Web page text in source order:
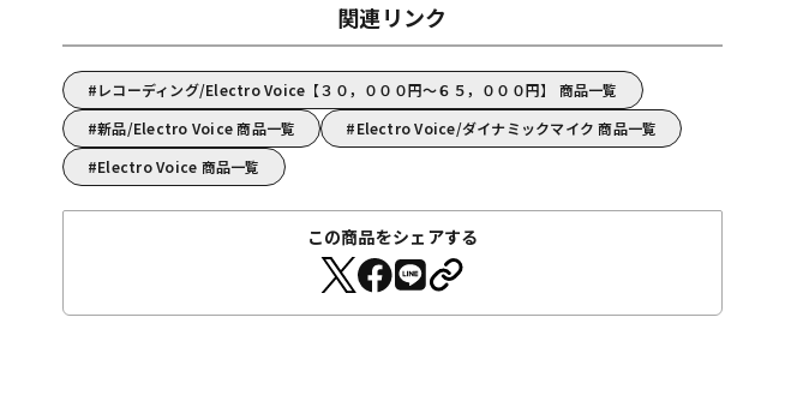
関連リンク
レコーディング/Electro Voice【３０，０００円～６５，０００円】 商品一覧
新品/Electro Voice 商品一覧
Electro Voice/ダイナミックマイク 商品一覧
Electro Voice 商品一覧
この商品をシェアする